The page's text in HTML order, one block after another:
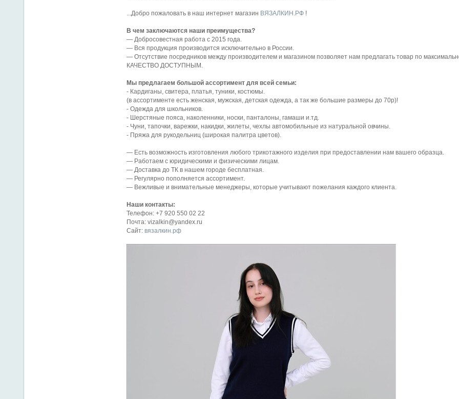
...Добро пожаловать в наш интернет магазин ВЯЗАЛКИН.РФ!
В чем заключаются наши преимущества?
— Добросовестная работа с 2015 года.
— Вся продукция производится исключительно в России.
— Отсутствие посредников между производителем и магазином позволяет нам предлагать товар по
КАЧЕСТВО ДОСТУПНЫМ.
Мы предлагаем большой ассортимент для всей семьи:
- Кардиганы, свитера, платья, туники, костюмы.
(в ассортименте есть женская, мужская, детская одежда, а так же большие размеры до 70р)!
- Одежда для школьников.
- Шерстяные пояса, наколенники, носки, панталоны, гамаши и.тд.
- Чуни, тапочки, варежки, накидки, жилеты, чехлы автомобильные из натуральной овчины.
- Пряжа для рукодельниц (широкая палитра цветов).
— Есть возможность изготовления любого трикотажного изделия при предоставлении нам вашего образца.
— Работаем с юридическими и физическими лицам.
— Доставка до ТК в нашем городе бесплатная.
— Регулярно пополняется ассортимент.
— Вежливые и внимательные менеджеры, которые учитывают пожелания каждого клиента.
Наши контакты:
Телефон: +7 920 550 02 22
Почта: vizalkin@yandex.ru
Сайт: вязалкин.рф